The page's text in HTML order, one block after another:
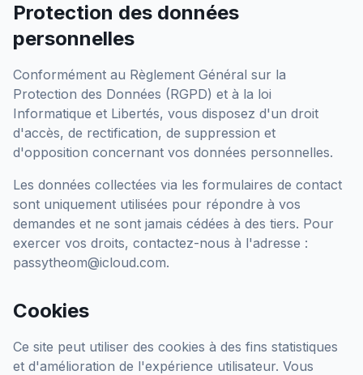
Protection des données
personnelles
Conformément au Règlement Général sur la
Protection des Données (RGPD) et à la loi
Informatique et Libertés, vous disposez d'un droit
d'accès, de rectification, de suppression et
d'opposition concernant vos données personnelles.
Les données collectées via les formulaires de contact
sont uniquement utilisées pour répondre à vos
demandes et ne sont jamais cédées à des tiers. Pour
exercer vos droits, contactez-nous à l'adresse :
passytheom@icloud.com.
Cookies
Ce site peut utiliser des cookies à des fins statistiques
et d'amélioration de l'expérience utilisateur. Vous